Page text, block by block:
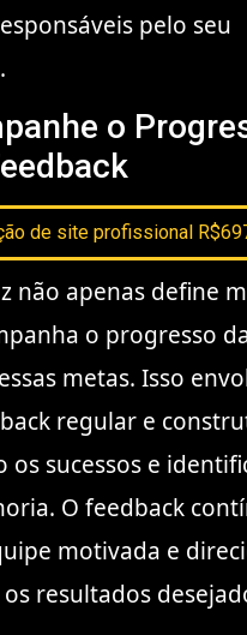
pelo seu
o
de site profissional
não apenas define
o progresso
metas. Isso
regular e
os sucessos e
O feedback
motivada e
resultados